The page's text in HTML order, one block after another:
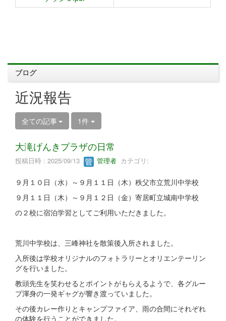
ブログ
近況報告
全ての記事 1件
大滝げんきプラザの日常
投稿日時 : 2025/09/13 管理者 カテゴリ:
９月１０日（水）～９月１１日（木）秩父市立荒川中学校
９月１１日（木）～９月１２日（金）寄居町立城南中学校
の２校に宿泊学習としてご利用いただきました。
荒川中学校は、三峰神社を散策後入所されました。
入所後は学校オリジナルのフォトラリーとオリエンテーリン
グを行いました。
教頭先生を笑わせるとポイントがもらえるようで、各グルー
プ渾身の一発ギャグが響き渡っていました。
その後カレー作りとキャンプファイア、雨の合間にそれぞれ
の体験を行うことができました。